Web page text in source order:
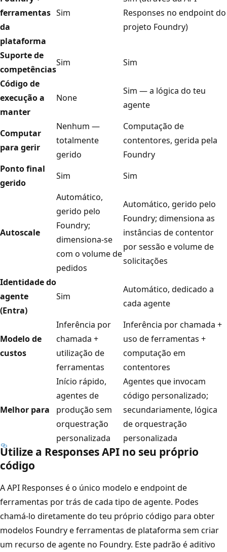
ferramentas
da
plataforma
Sim
Responses no endpoint do
projeto Foundry)
Suporte de
competências
Sim
Sim
Código de
execução a
manter
None
Sim — a lógica do teu
agente
Computar
para gerir
Nenhum —
totalmente
gerido
Computação de
contentores, gerida pela
Foundry
Ponto final
gerido
Sim Sim
Autoscale
Automático,
gerido pelo
Foundry;
dimensiona-se
com o volume de
pedidos
Automático, gerido pelo
Foundry; dimensiona as
instâncias de contentor
por sessão e volume de
solicitações
Identidade do
agente
(Entra)
Sim
Automático, dedicado a
cada agente
Modelo de
custos
Inferência por
chamada +
utilização de
ferramentas
Inferência por chamada +
uso de ferramentas +
computação em
contentores
Melhor para
Início rápido,
agentes de
produção sem
orquestração
personalizada
Agentes que invocam
código personalizado;
secundariamente, lógica
de orquestração
personalizada
Utilize a Responses API no seu próprio
código
A API Responses é o único modelo e endpoint de
ferramentas por trás de cada tipo de agente. Podes
chamá-lo diretamente do teu próprio código para obter
modelos Foundry e ferramentas de plataforma sem criar
um recurso de agente no Foundry. Este padrão é aditivo